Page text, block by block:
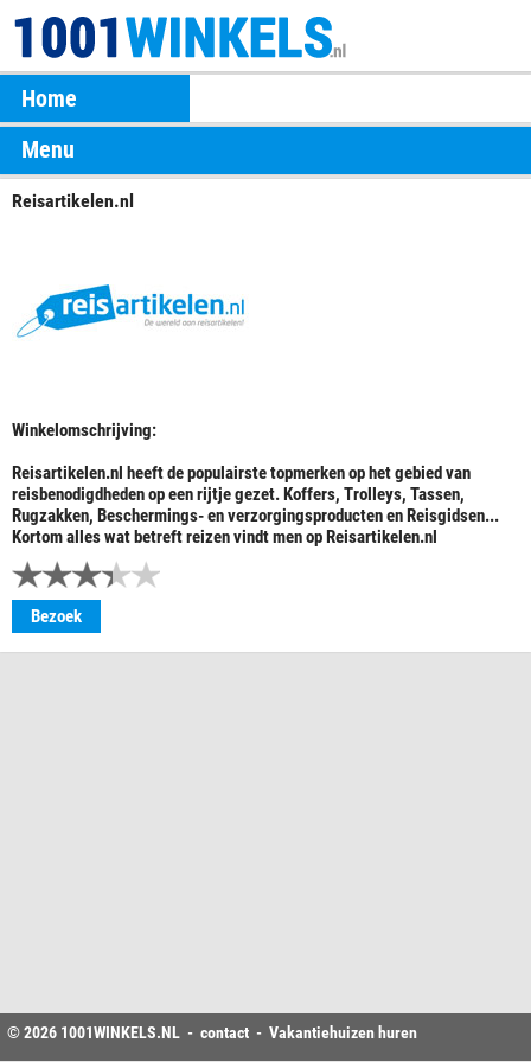
Home
Menu
Reisartikelen.nl
Winkelomschrijving:
Reisartikelen.nl heeft de populairste topmerken op het gebied van
reisbenodigdheden op een rijtje gezet. Koffers, Trolleys, Tassen,
Rugzakken, Beschermings- en verzorgingsproducten en Reisgidsen...
Kortom alles wat betreft reizen vindt men op Reisartikelen.nl
Bezoek
© 2026 1001WINKELS.NL - contact - Vakantiehuizen huren